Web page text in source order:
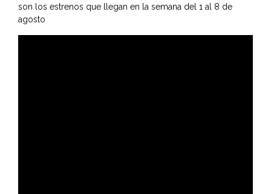
son los estrenos que llegan en la semana del 1 al 8 de
agosto